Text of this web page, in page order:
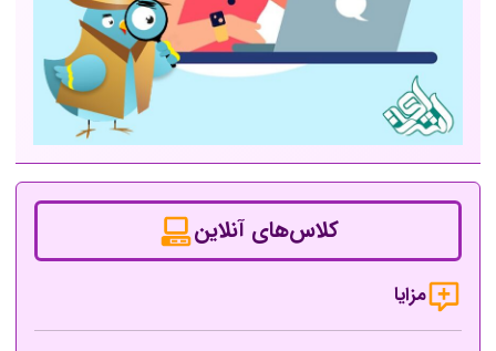
کلاس‌های آنلاین
مزایا